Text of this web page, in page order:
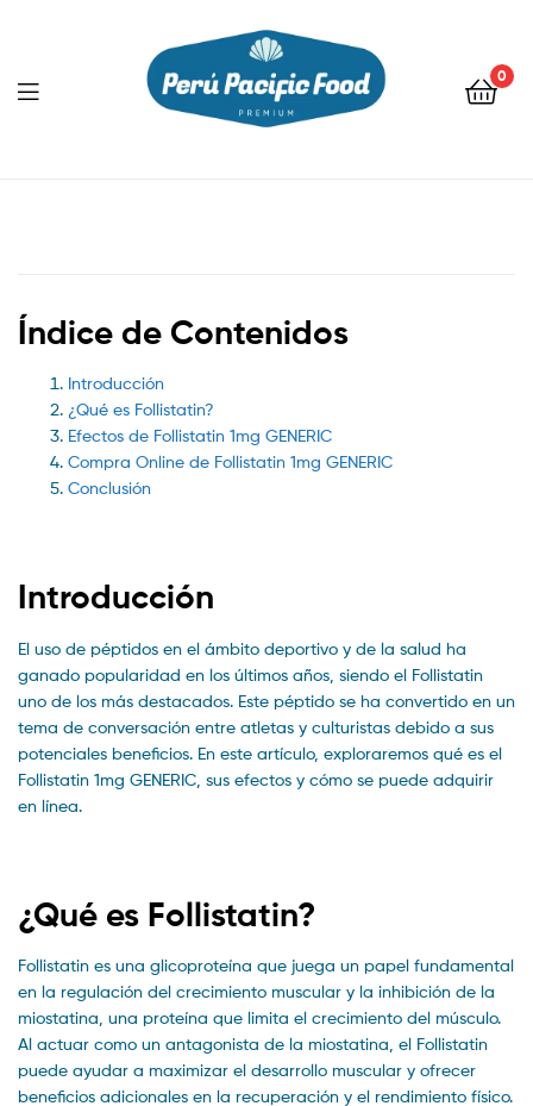
0
Menu
Índice de Contenidos
Introducción
¿Qué es Follistatin?
Efectos de Follistatin 1mg GENERIC
Compra Online de Follistatin 1mg GENERIC
Conclusión
Introducción
El uso de péptidos en el ámbito deportivo y de la salud ha
ganado popularidad en los últimos años, siendo el Follistatin
uno de los más destacados. Este péptido se ha convertido en un
tema de conversación entre atletas y culturistas debido a sus
potenciales beneficios. En este artículo, exploraremos qué es el
Follistatin 1mg GENERIC, sus efectos y cómo se puede adquirir
en línea.
¿Qué es Follistatin?
Follistatin es una glicoproteína que juega un papel fundamental
en la regulación del crecimiento muscular y la inhibición de la
miostatina, una proteína que limita el crecimiento del músculo.
Al actuar como un antagonista de la miostatina, el Follistatin
puede ayudar a maximizar el desarrollo muscular y ofrecer
beneficios adicionales en la recuperación y el rendimiento físico.